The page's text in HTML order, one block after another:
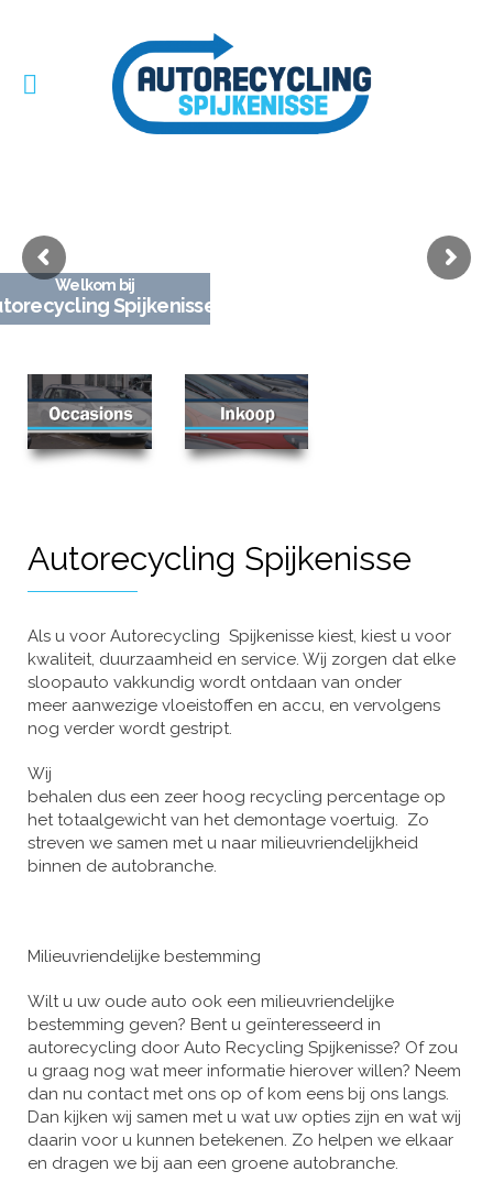
Welkom bij
Spijkenisse
Autorecycling Spijkenisse
Als u voor Autorecycling Spijkenisse kiest, kiest u voor
kwaliteit, duurzaamheid en service. Wij zorgen dat elke
sloopauto vakkundig wordt ontdaan van onder
meer aanwezige vloeistoffen en accu, en vervolgens
nog verder wordt gestript.
Wij
behalen dus een zeer hoog recycling percentage op
het totaalgewicht van het demontage voertuig. Zo
streven we samen met u naar milieuvriendelijkheid
binnen de autobranche.
Milieuvriendelijke bestemming
Wilt u uw oude auto ook een milieuvriendelijke
bestemming geven? Bent u geïnteresseerd in
autorecycling door Auto Recycling Spijkenisse? Of zou
u graag nog wat meer informatie hierover willen? Neem
dan nu contact met ons op of kom eens bij ons langs.
Dan kijken wij samen met u wat uw opties zijn en wat wij
daarin voor u kunnen betekenen. Zo helpen we elkaar
en dragen we bij aan een groene autobranche.